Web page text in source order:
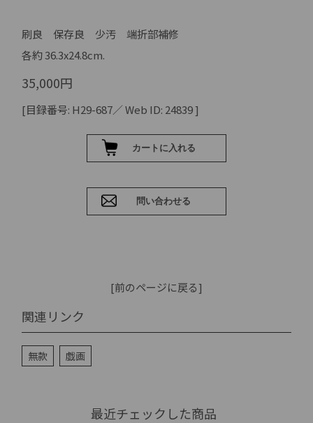
刷良 保存良 少汚 端折部補修
各約 36.3x24.8cm.
35,000円
[目録番号: H29-687／ Web ID: 24839 ]
[前のページに戻る]
関連リンク
無款 戯画
最近チェックした商品